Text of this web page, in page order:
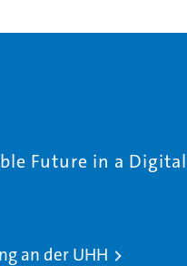
Future in a
an der UHH